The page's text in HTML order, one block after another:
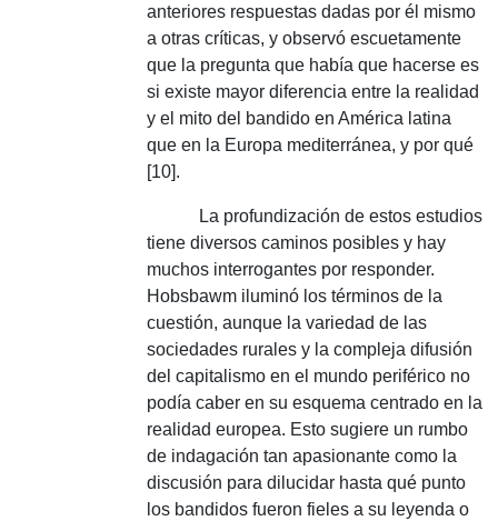
anteriores respuestas dadas por él mismo
a otras críticas, y observó escuetamente
que la pregunta que había que hacerse es
si existe mayor diferencia entre la realidad
y el mito del bandido en América latina
que en la Europa mediterránea, y por qué
[10].
La profundización de estos estudios
tiene diversos caminos posibles y hay
muchos interrogantes por responder.
Hobsbawm iluminó los términos de la
cuestión, aunque la variedad de las
sociedades rurales y la compleja difusión
del capitalismo en el mundo periférico no
podía caber en su esquema centrado en la
realidad europea. Esto sugiere un rumbo
de indagación tan apasionante como la
discusión para dilucidar hasta qué punto
los bandidos fueron fieles a su leyenda o